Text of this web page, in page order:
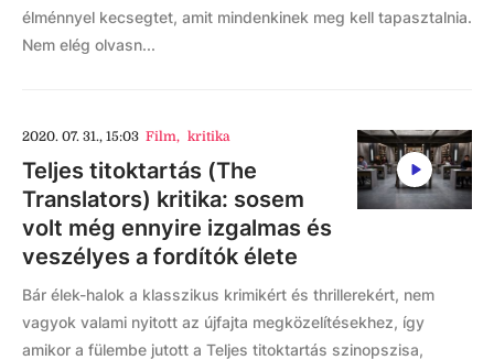
élménnyel kecsegtet, amit mindenkinek meg kell tapasztalnia.
Nem elég olvasn...
2020. 07. 31., 15:03 Film, kritika
Teljes titoktartás (The
Translators) kritika: sosem
volt még ennyire izgalmas és
veszélyes a fordítók élete
Bár élek-halok a klasszikus krimikért és thrillerekért, nem
vagyok valami nyitott az újfajta megközelítésekhez, így
amikor a fülembe jutott a Teljes titoktartás szinopszisa,